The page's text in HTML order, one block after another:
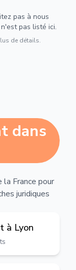
pas à nous
pas listé ici.
de détails.
dans
France pour
juridiques
à Lyon